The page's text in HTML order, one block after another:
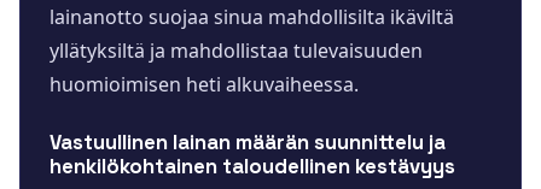
lainanotto suojaa sinua mahdollisilta ikäviltä
yllätyksiltä ja mahdollistaa tulevaisuuden
huomioimisen heti alkuvaiheessa.
Vastuullinen lainan määrän suunnittelu ja
henkilökohtainen taloudellinen kestävyys